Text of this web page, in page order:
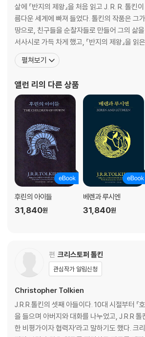
살에 『반지의 제왕』을 처음 읽고 J. R. R. 톨킨
름다운 세계에 빠져 들었다. 톨킨의 작품은 그
땅으로, 친구들을 순찰자들로 만들어 그의 삶
서사시로 가득 차게 했고, 『반지의 제왕』을 읽
그에게 늘 새로운 영감의 원천이 되어왔다. 얼링 아트 스쿨에서 그래
픽 디자인을 공부한 그는, 학창 시절부터 켈트
있다. 그는 『요정의 나라 Faeries』
펼쳐보기
앨런 리 의 다른 상품
후린의 아이들
31,840원
베렌과 루시엔
31,840원
편 크리스토퍼 톨킨
관심작가 알림신청
Christopher Tolkien
J.R.R.톨킨의 셋째 아들이다. 10대 시절부터 『호
을 들으며 아버지와 대화를 나누었고, J.R.R 톨
한 비평가이자 협력자’라고 말하기도 했다. 크